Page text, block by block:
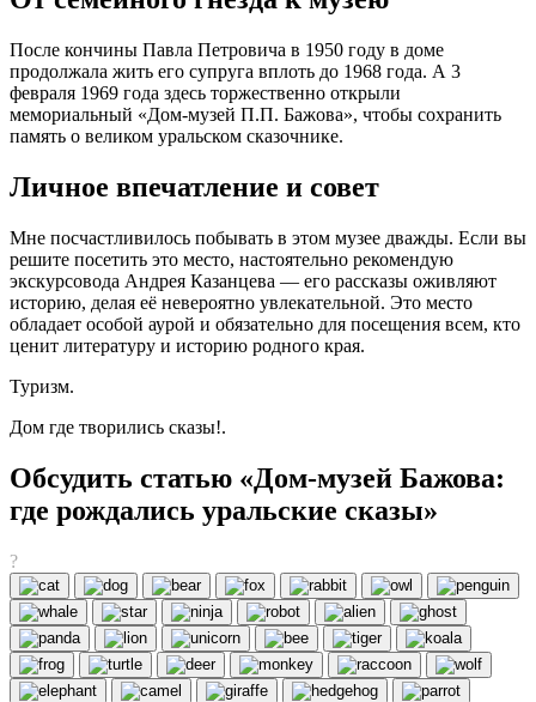
После кончины Павла Петровича в 1950 году в доме
продолжала жить его супруга вплоть до 1968 года. А 3
февраля 1969 года здесь торжественно открыли
мемориальный «Дом-музей П.П. Бажова», чтобы сохранить
память о великом уральском сказочнике.
Личное впечатление и совет
Мне посчастливилось побывать в этом музее дважды. Если вы
решите посетить это место, настоятельно рекомендую
экскурсовода Андрея Казанцева — его рассказы оживляют
историю, делая её невероятно увлекательной. Это место
обладает особой аурой и обязательно для посещения всем, кто
ценит литературу и историю родного края.
Туризм.
Дом где творились сказы!.
Обсудить статью «Дом-музей Бажова:
где рождались уральские сказы»
?